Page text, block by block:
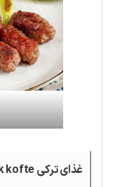
غذای ترکی Mercimek kofte